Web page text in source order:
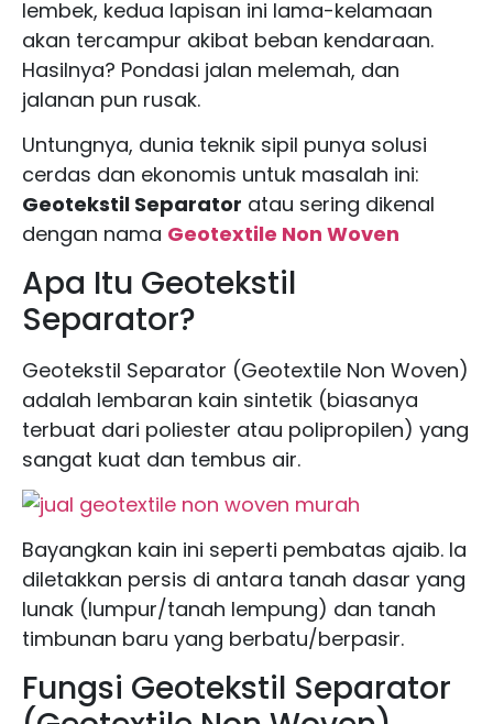
lembek, kedua lapisan ini lama-kelamaan
akan tercampur akibat beban kendaraan.
Hasilnya? Pondasi jalan melemah, dan
jalanan pun rusak.
Untungnya, dunia teknik sipil punya solusi
cerdas dan ekonomis untuk masalah ini:
Geotekstil Separator atau sering dikenal
dengan nama Geotextile Non Woven
Apa Itu Geotekstil
Separator?
Geotekstil Separator (Geotextile Non Woven)
adalah lembaran kain sintetik (biasanya
terbuat dari poliester atau polipropilen) yang
sangat kuat dan tembus air.
Bayangkan kain ini seperti pembatas ajaib. Ia
diletakkan persis di antara tanah dasar yang
lunak (lumpur/tanah lempung) dan tanah
timbunan baru yang berbatu/berpasir.
Fungsi Geotekstil Separator